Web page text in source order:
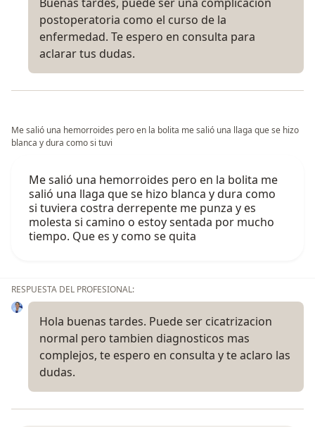
postoperatoria como el curso de la
enfermedad. Te espero en consulta para
aclarar tus dudas.
Me salió una hemorroides pero en la bolita me salió una llaga que se hizo
blanca y dura como si tuvi
Me salió una hemorroides pero en la bolita me
salió una llaga que se hizo blanca y dura como
si tuviera costra derrepente me punza y es
molesta si camino o estoy sentada por mucho
tiempo. Que es y como se quita
RESPUESTA DEL PROFESIONAL:
Hola buenas tardes. Puede ser cicatrizacion
normal pero tambien diagnosticos mas
complejos, te espero en consulta y te aclaro las
dudas.